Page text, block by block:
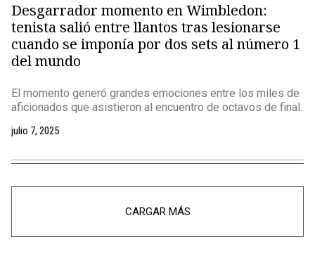
Desgarrador momento en Wimbledon:
tenista salió entre llantos tras lesionarse
cuando se imponía por dos sets al número 1
del mundo
El momento generó grandes emociones entre los miles de
aficionados que asistieron al encuentro de octavos de final.
julio 7, 2025
CARGAR MÁS